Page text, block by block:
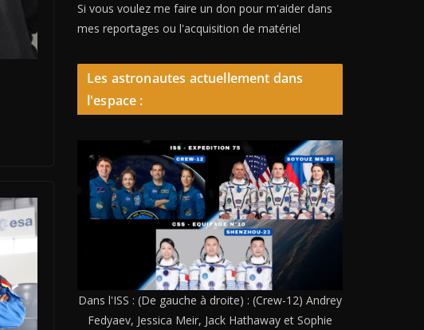
Si vous voulez me faire un don pour m'aider dans
mes reportages ou l'acquisition de matériel
Les astronautes actuellement dans
l'espace :
Dans l'ISS : (De gauche à droite) : (Crew-12) Andrey
Fedyaev, Jessica Meir, Jack Hathaway et Sophie